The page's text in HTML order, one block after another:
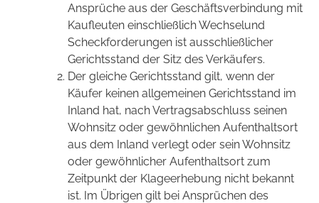
Ansprüche aus der Geschäftsverbindung mit
Kaufleuten einschließlich Wechselund
Scheckforderungen ist ausschließlicher
Gerichtsstand der Sitz des Verkäufers.
Der gleiche Gerichtsstand gilt, wenn der
Käufer keinen allgemeinen Gerichtsstand im
Inland hat, nach Vertragsabschluss seinen
Wohnsitz oder gewöhnlichen Aufenthaltsort
aus dem Inland verlegt oder sein Wohnsitz
oder gewöhnlicher Aufenthaltsort zum
Zeitpunkt der Klageerhebung nicht bekannt
ist. Im Übrigen gilt bei Ansprüchen des